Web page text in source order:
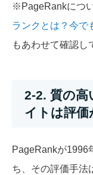
※PageRankにつ
ランクとは？今で
もあわせて確認し
2-2. 質の高
イトは評価
PageRankが1996
ち、その評価手法